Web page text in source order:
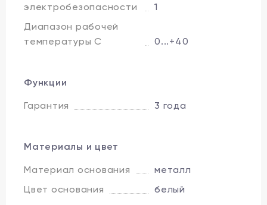
электробезопасности
1
Диапазон рабочей
температуры C
0...+40
Функции
Гарантия 3 года
Материалы и цвет
Материал основания
металл
Цвет основания
белый